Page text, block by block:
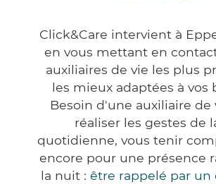
Click&Care intervient à
en vous mettant en
auxiliaires de vie les plus
les mieux adaptées à vos
Besoin d'une auxiliaire de
réaliser les gestes de
quotidienne, vous tenir
encore pour une présence
la nuit : être rappelé par un